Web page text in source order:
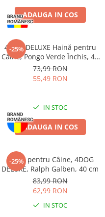
ADAUGA IN COS
-25%
4DOG DELUXE Haină pentru
Câine, Pongo Verde Închis, 40
cm
73,99 RON
55,49 RON
IN STOC
ADAUGA IN COS
-25%
Haină pentru Câine, 4DOG
DELUXE, Ralph Galben, 40 cm
83,99 RON
62,99 RON
IN STOC